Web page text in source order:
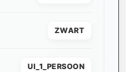
ZWART
UI_1_PERSOON